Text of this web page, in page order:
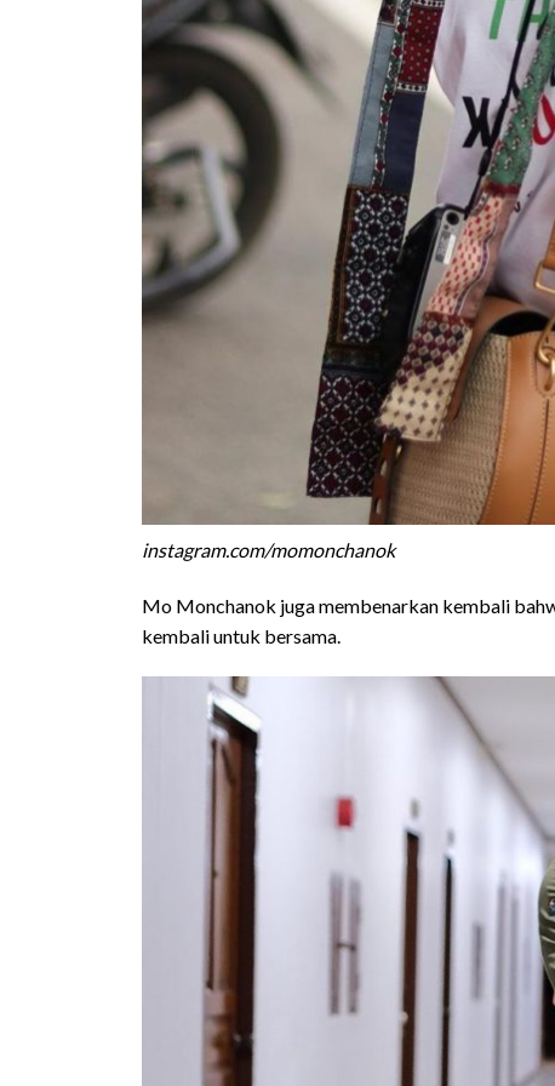
instagram.com/momonchanok
Mo Monchanok juga membenarkan kembali
kembali untuk bersama.